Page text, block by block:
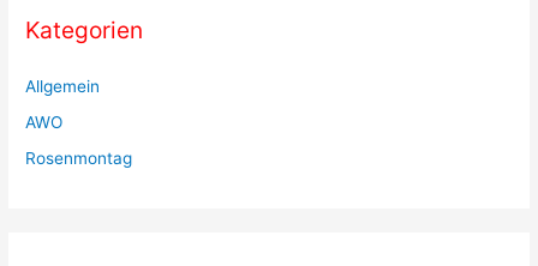
Kategorien
Allgemein
AWO
Rosenmontag